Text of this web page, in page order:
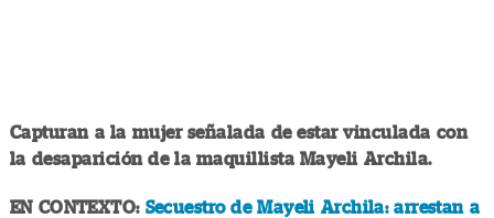
Capturan a la mujer señalada de estar vinculada con
la desaparición de la maquillista Mayeli Archila.
EN CONTEXTO:Secuestro de Mayeli Archila: arrestan a